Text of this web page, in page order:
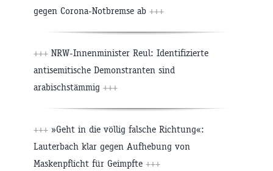
gegen Corona-Notbremse ab +++
+++ NRW-Innenminister Reul: Identifizierte
antisemitische Demonstranten sind
arabischstämmig +++
+++ »Geht in die völlig falsche Richtung«:
Lauterbach klar gegen Aufhebung von
Maskenpflicht für Geimpfte +++